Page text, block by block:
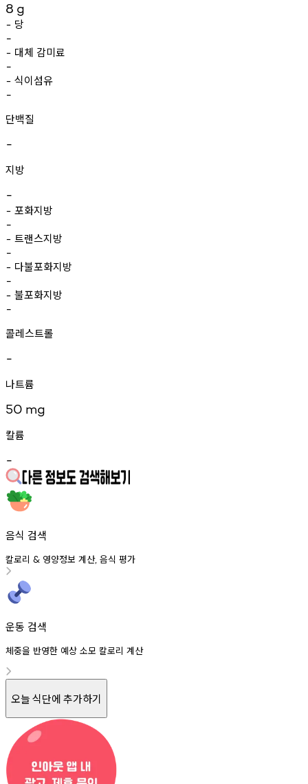
8 g
- 당
-
- 대체 감미료
-
- 식이섬유
-
단백질
-
지방
-
- 포화지방
-
- 트랜스지방
-
- 다불포화지방
-
- 불포화지방
-
콜레스트롤
-
나트륨
50 mg
칼륨
-
음식 검색
칼로리 & 영양정보 계산, 음식 평가
운동 검색
체중을 반영한 예상 소모 칼로리 계산
오늘 식단에 추가하기